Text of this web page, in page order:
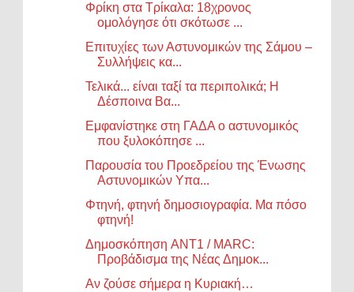
Φρίκη στα Τρίκαλα: 18χρονος
ομολόγησε ότι σκότωσε ...
Επιτυχίες των Αστυνομικών της Σάμου –
Συλλήψεις κα...
Τελικά... είναι ταξί τα περιπολικά; Η
Δέσποινα Βα...
Εμφανίστηκε στη ΓΑΔΑ ο αστυνομικός
που ξυλοκόπησε ...
Παρουσία του Προεδρείου της Ένωσης
Αστυνομικών Υπα...
Φτηνή, φτηνή δημοσιογραφία. Μα πόσο
φτηνή!
Δημοσκόπηση ANT1 / MARC:
Προβάδισμα της Νέας Δημοκ...
Αν ζούσε σήμερα η Κυριακή…